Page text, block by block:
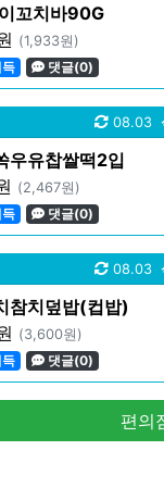
꼬치바90G
(1,933원)
댓글(0)
08.03
우유찹쌀떡2입
(2,467원)
댓글(0)
08.03
참치덮밥(컵밥)
(3,600원)
댓글(0)
편의